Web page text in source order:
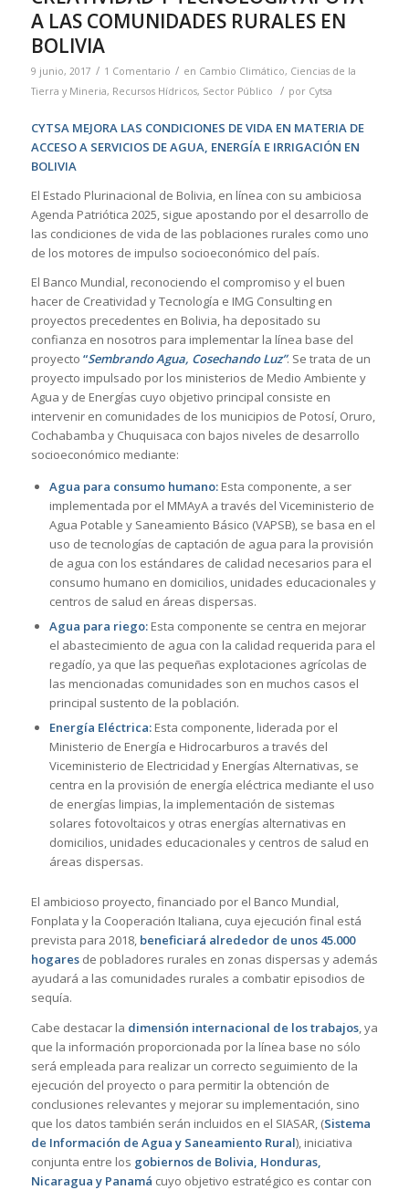
A LAS COMUNIDADES RURALES EN
BOLIVIA
9 junio, 2017 / 1 Comentario / en Cambio Climático, Ciencias de la
Tierra y Mineria, Recursos Hídricos, Sector Público / por Cytsa
CYTSA MEJORA LAS CONDICIONES DE VIDA EN MATERIA DE
ACCESO A SERVICIOS DE AGUA, ENERGÍA E IRRIGACIÓN EN
BOLIVIA
El Estado Plurinacional de Bolivia, en línea con su ambiciosa
Agenda Patriótica 2025, sigue apostando por el desarrollo de
las condiciones de vida de las poblaciones rurales como uno
de los motores de impulso socioeconómico del país.
El Banco Mundial, reconociendo el compromiso y el buen
hacer de Creatividad y Tecnología e IMG Consulting en
proyectos precedentes en Bolivia, ha depositado su
confianza en nosotros para implementar la línea base del
proyecto “Sembrando Agua, Cosechando Luz”. Se trata de un
proyecto impulsado por los ministerios de Medio Ambiente y
Agua y de Energías cuyo objetivo principal consiste en
intervenir en comunidades de los municipios de Potosí, Oruro,
Cochabamba y Chuquisaca con bajos niveles de desarrollo
socioeconómico mediante:
Agua para consumo humano:Esta componente, a ser
implementada por el MMAyA a través del Viceministerio de
Agua Potable y Saneamiento Básico (VAPSB), se basa en el
uso de tecnologías de captación de agua para la provisión
de agua con los estándares de calidad necesarios para el
consumo humano en domicilios, unidades educacionales y
centros de salud en áreas dispersas.
Agua para riego:Esta componente se centra en mejorar
el abastecimiento de agua con la calidad requerida para el
regadío, ya que las pequeñas explotaciones agrícolas de
las mencionadas comunidades son en muchos casos el
principal sustento de la población.
Energía Eléctrica:Esta componente, liderada por el
Ministerio de Energía e Hidrocarburos a través del
Viceministerio de Electricidad y Energías Alternativas, se
centra en la provisión de energía eléctrica mediante el uso
de energías limpias, la implementación de sistemas
solares fotovoltaicos y otras energías alternativas en
domicilios, unidades educacionales y centros de salud en
áreas dispersas.
El ambicioso proyecto, financiado por el Banco Mundial,
Fonplata y la Cooperación Italiana, cuya ejecución final está
prevista para 2018, beneficiará alrededor de unos 45.000
hogaresde pobladores rurales en zonas dispersas y además
ayudará a las comunidades rurales a combatir episodios de
sequía.
Cabe destacar la dimensión internacional de los trabajos, ya
que la información proporcionada por la línea base no sólo
será empleada para realizar un correcto seguimiento de la
ejecución del proyecto o para permitir la obtención de
conclusiones relevantes y mejorar su implementación, sino
que los datos también serán incluidos en el SIASAR, (Sistema
de Información de Agua y Saneamiento Rural), iniciativa
conjunta entre los gobiernos de Bolivia, Honduras,
Nicaragua y Panamá cuyo objetivo estratégico es contar con